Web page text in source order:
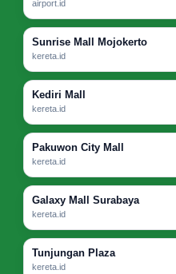
airport.id
Sunrise Mall Mojokerto
kereta.id
Kediri Mall
kereta.id
Pakuwon City Mall
kereta.id
Galaxy Mall Surabaya
kereta.id
Tunjungan Plaza
kereta.id